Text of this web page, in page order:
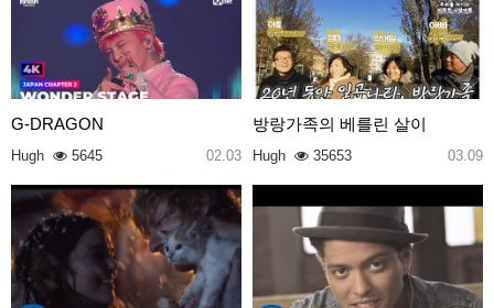
G-DRAGON
Hugh 5645 02.03
방랑가족의 베를린 살이
Hugh 35653 03.09